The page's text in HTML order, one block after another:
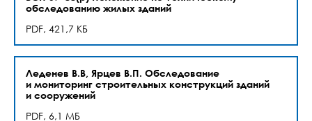
обследованию жилых зданий
PDF, 421,7 КБ
Леденев В.В, Ярцев В.П. Обследование
и мониторинг строительных конструкций зданий
и сооружений
PDF, 6,1 МБ